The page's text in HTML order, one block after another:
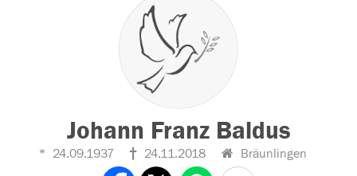
Johann Franz Baldus
24.09.1937 24.11.2018 Bräunlingen